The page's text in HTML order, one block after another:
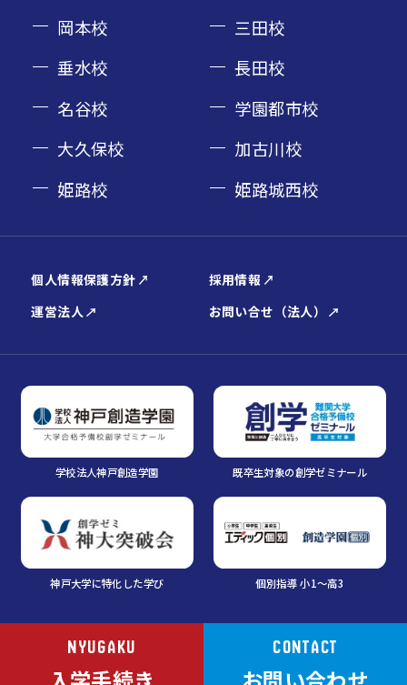
岡本校
三田校
垂水校
長田校
名谷校
学園都市校
大久保校
加古川校
姫路校
姫路城西校
個人情報保護方針
採用情報
運営法人
お問い合せ（法人）
学校法人神戸創造学園 既卒生対象の創学ゼミナール
神戸大学に特化した学び 個別指導 小1～高3
NYUGAKU CONTACT